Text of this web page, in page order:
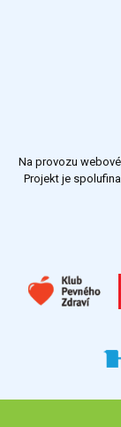
Na provozu
Projekt je